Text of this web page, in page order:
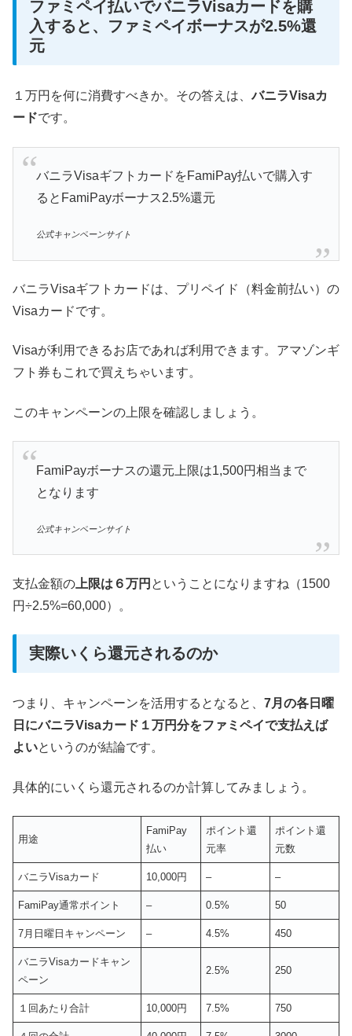
ファミペイ払いでバニラVisaカードを購
入すると、ファミペイボーナスが2.5%還
元
１万円を何に消費すべきか。その答えは、バニラVisaカ
ードです。
バニラVisaギフトカードをFamiPay払いで購入す
るとFamiPayボーナス2.5%還元
公式キャンペーンサイト
バニラVisaギフトカードは、プリペイド（料金前払い）の
Visaカードです。
Visaが利用できるお店であれば利用できます。アマゾンギ
フト券もこれで買えちゃいます。
このキャンペーンの上限を確認しましょう。
FamiPayボーナスの還元上限は1,500円相当まで
となります
公式キャンペーンサイト
支払金額の 上限は６万円 ということになりますね（1500
円÷2.5%=60,000）。
実際いくら還元されるのか
つまり、キャンペーンを活用するとなると、 7月の各日曜
日にバニラVisaカード１万円分をファミペイで支払えば
よいというのが結論です。
具体的にいくら還元されるのか計算してみましょう。
用途
FamiPay
払い
ポイント還
元率
ポイント還
元数
バニラVisaカード 10,000円 – –
FamiPay通常ポイント – 0.5% 50
7月日曜日キャンペーン – 4.5% 450
バニラVisaカードキャン
ペーン
2.5% 250
１回あたり合計 10,000円 7.5% 750